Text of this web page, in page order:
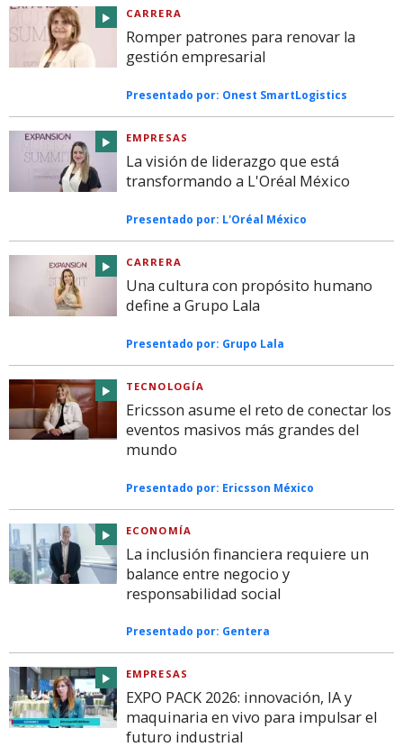
CARRERA
Romper patrones para renovar la
gestión empresarial
Presentado por: Onest SmartLogistics
EMPRESAS
La visión de liderazgo que está
transformando a L'Oréal México
Presentado por: L'Oréal México
CARRERA
Una cultura con propósito humano
define a Grupo Lala
Presentado por: Grupo Lala
TECNOLOGÍA
Ericsson asume el reto de conectar los
eventos masivos más grandes del
mundo
Presentado por: Ericsson México
ECONOMÍA
La inclusión financiera requiere un
balance entre negocio y
responsabilidad social
Presentado por: Gentera
EMPRESAS
EXPO PACK 2026: innovación, IA y
maquinaria en vivo para impulsar el
futuro industrial